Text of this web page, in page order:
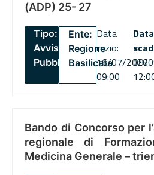
(ADP) 25- 27
Tipo:
Avviso
Pubblico
Ente:
Regione
Basilicata
Data
inizio:
16/07/2026
09:00
09/
Bando di Concorso per
regionale di
Medicina Generale –